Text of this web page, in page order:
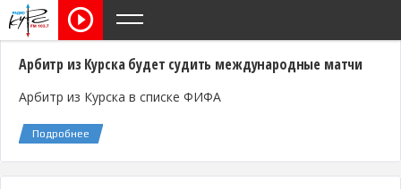
Арбитр из Курска будет судить международные матчи
Арбитр из Курска в списке ФИФА
Подробнее